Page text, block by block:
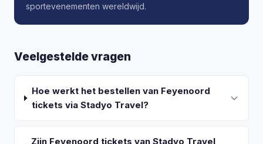
sportevenementen wereldwijd.
Veelgestelde vragen
Hoe werkt het bestellen van Feyenoord
tickets via Stadyo Travel?
Zijn Feyenoord tickets van Stadyo Travel